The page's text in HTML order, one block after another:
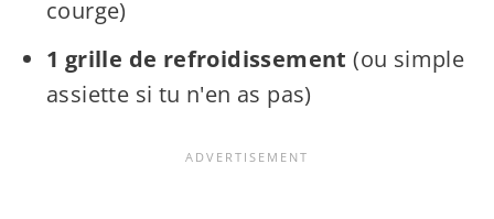
courge)
1 grille de refroidissement (ou simple
assiette si tu n'en as pas)